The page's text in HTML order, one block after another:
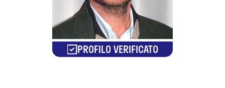
PROFILO VERIFICATO